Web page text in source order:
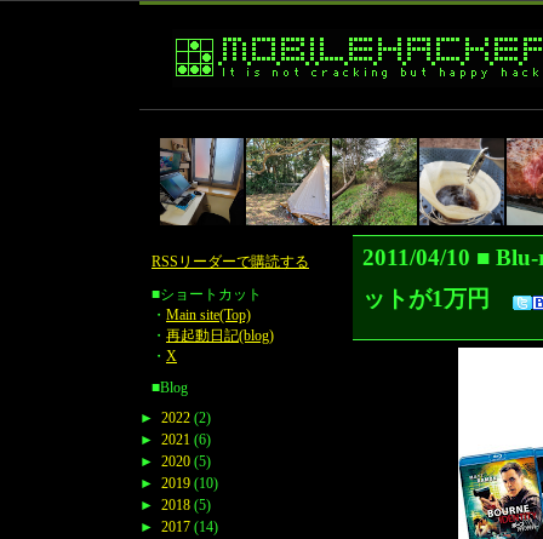
2011/04/10 ■
ットが1万円
RSSリーダーで購読する
■ショートカット
・ Main site(Top)
・ 再起動日記(blog)
・ X
■Blog
► 2022 (2)
► 2021 (6)
► 2020 (5)
► 2019 (10)
► 2018 (5)
► 2017 (14)